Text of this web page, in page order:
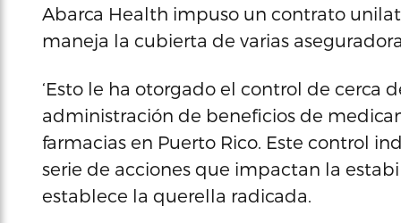
Abarca Health impuso un contrato
maneja la cubierta de varias
‘Esto le ha otorgado el control de cerca
administración de beneficios de
farmacias en Puerto Rico. Este control
serie de acciones que impactan la
establece la querella radicada.